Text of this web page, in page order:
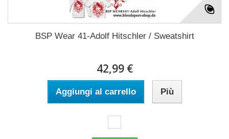
BSP Wear 41-Adolf Hitschler / Sweatshirt
42,99 €
Aggiungi al carrello Più